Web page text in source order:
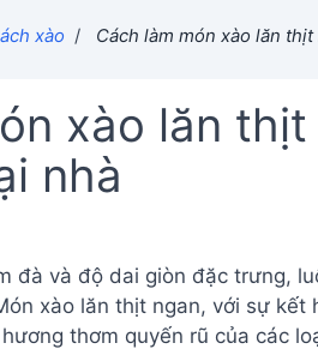
xào / Cách làm món xào lăn
xào lăn
nhà
đà và độ dai giòn đặc trưng,
xào lăn thịt ngan, với sự kết
thơm quyến rũ của các